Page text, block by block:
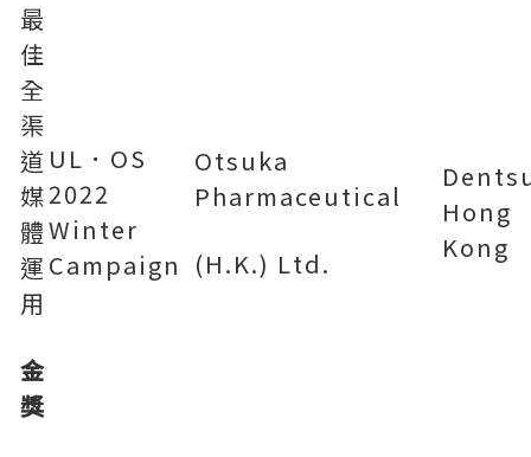
最
佳
全
渠
道
媒
體
運
用
金
獎
UL．OS
2022
Winter
Campaign
Otsuka
Pharmaceutical
(H.K.) Ltd.
Hong
Kong